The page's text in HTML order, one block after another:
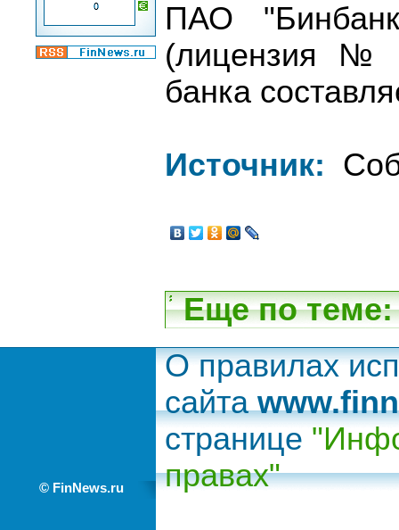
ПАО
(лицензия №
банка
Источник:
Еще по теме:
© FinNews.ru
О правилах
сайта
странице
правах"